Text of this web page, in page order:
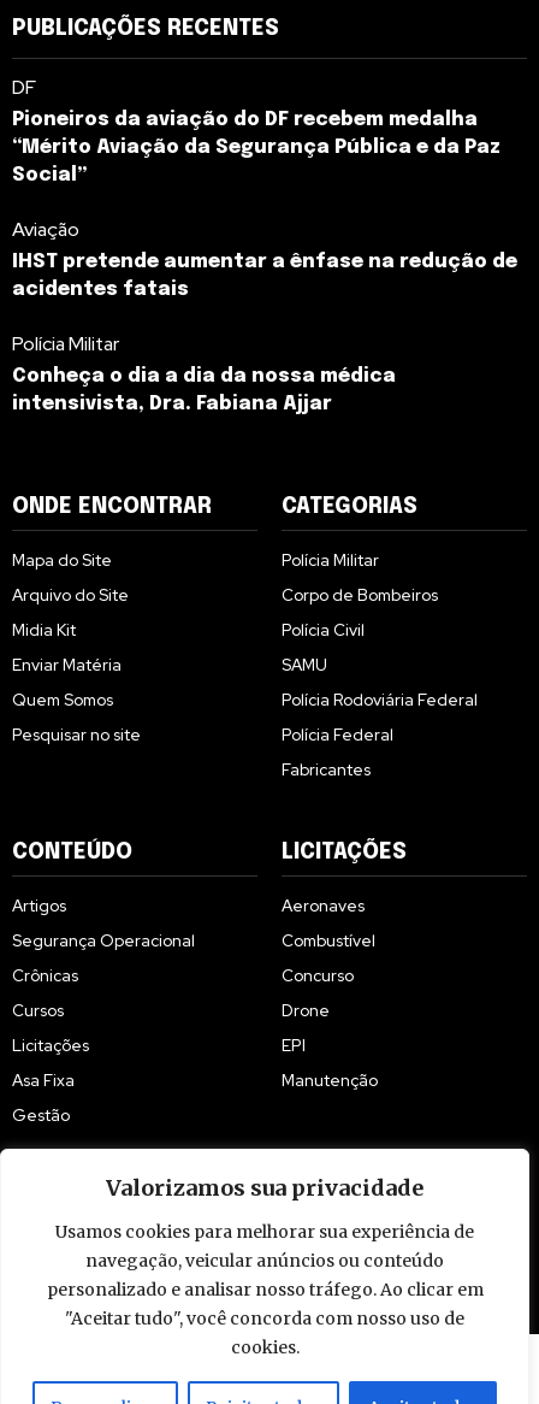
Valorizamos sua privacidade
Usamos cookies para melhorar sua experiência de
navegação, veicular anúncios ou conteúdo
personalizado e analisar nosso tráfego. Ao clicar em
"Aceitar tudo", você concorda com nosso uso de
cookies.
PUBLICAÇÕES RECENTES
DF
Pioneiros da aviação do DF recebem medalha
“Mérito Aviação da Segurança Pública e da Paz
Social”
Aviação
IHST pretende aumentar a ênfase na redução de
acidentes fatais
Polícia Militar
Conheça o dia a dia da nossa médica
intensivista, Dra. Fabiana Ajjar
ONDE ENCONTRAR
Mapa do Site
Arquivo do Site
Midia Kit
Enviar Matéria
Quem Somos
Pesquisar no site
CATEGORIAS
Polícia Militar
Corpo de Bombeiros
Polícia Civil
SAMU
Polícia Rodoviária Federal
Polícia Federal
Fabricantes
CONTEÚDO
Artigos
Segurança Operacional
Crônicas
Cursos
Licitações
Asa Fixa
Gestão
LICITAÇÕES
Aeronaves
Combustível
Concurso
Drone
EPI
Manutenção
© 2009 - 2026 Piloto Policial. Todos os direitos reservados. Brasil.